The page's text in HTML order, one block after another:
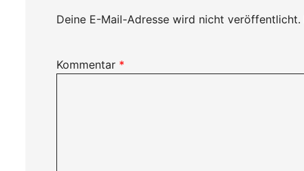
Deine E-Mail-Adresse wird nicht veröffentlicht.
Kommentar *